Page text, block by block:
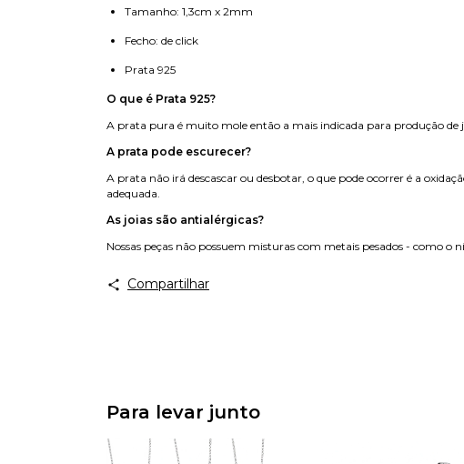
Tamanho: 1,3cm x 2mm
Fecho: de click
Prata 925
O que é Prata 925?
A prata pura é muito mole então a mais indicada para produção de
A prata pode escurecer?
A prata não irá descascar ou desbotar, o que pode ocorrer é a
adequada.
As joias são antialérgicas?
Nossas peças não possuem misturas com metais pesados - como o
Compartilhar
Para levar junto